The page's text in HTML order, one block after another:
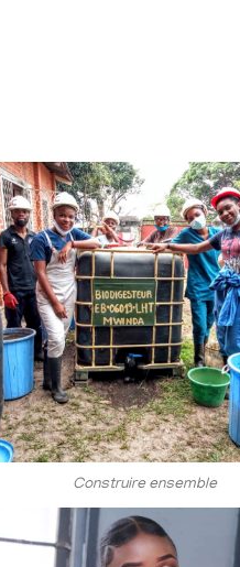
Construire ensemble